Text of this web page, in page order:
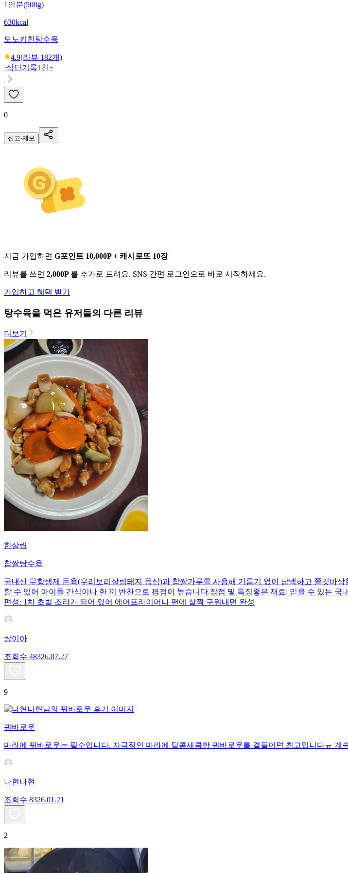
1인분(500g)
630kcal
모노키친탕수육
4.9(리뷰 182개)
·식단기록1천+
0
신고·제보
지금 가입하면 G포인트 10,000P + 캐시로또 10장
리뷰를 쓰면 2,000P 를 추가로 드려요. SNS 간편 로그인으로 바로 시작하세요.
가입하고 혜택 받기
탕수육을 먹은 유저들의 다른 리뷰
더보기
한살림
찹쌀탕수육
국내산 무항생제 돈육(우리보리살림돼지 등심)과 찹쌀가루를 사용해 기름기 없이 담백하고 쫄깃바
할 수 있어 아이들 간식이나 한 끼 반찬으로 평점이 높습니다.장점 및 특징좋은 재료: 믿을 수 있는
편성: 1차 초벌 조리가 되어 있어 에어프라이어나 팬에 살짝 구워내면 완성
랑이아
조회수 48326.07.27
9
꿔바로우
마라에 꿔바로우는 필수입니다. 자극적인 마라에 달콤새콤한 꿔바로우를 곁들이면 최고입니다ㅠ 계
나현나현
조회수 8326.01.21
2